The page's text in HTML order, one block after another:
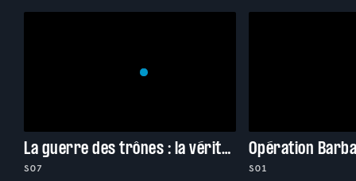
La guerre des trônes : la véritable histoire de l'Europe
S07 S01